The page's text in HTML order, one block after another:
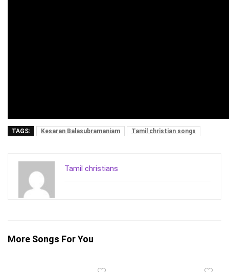
TAGS: Kesaran Balasubramaniam Tamil christian songs
Tamil christians
More Songs For You